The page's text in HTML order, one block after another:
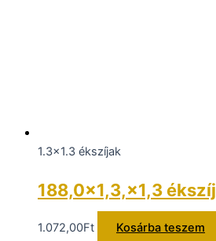
1.3x1.3 ékszíjak
188,0×1,3,×1,3 ékszíj
1.072,00Ft Kosárba teszem